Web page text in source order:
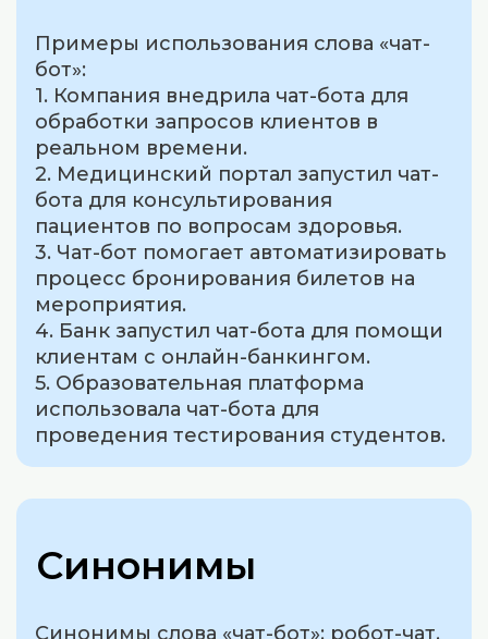
Примеры использования слова «чат-
бот»:
1. Компания внедрила чат-бота для
обработки запросов клиентов в
реальном времени.
2. Медицинский портал запустил чат-
бота для консультирования
пациентов по вопросам здоровья.
3. Чат-бот помогает автоматизировать
процесс бронирования билетов на
мероприятия.
4. Банк запустил чат-бота для помощи
клиентам с онлайн-банкингом.
5. Образовательная платформа
использовала чат-бота для
проведения тестирования студентов.
Синонимы
Синонимы слова «чат-бот»: робот-чат,